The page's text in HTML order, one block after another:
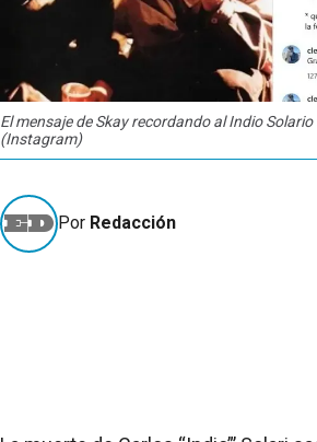
El mensaje de Skay recordando al Indio
(Instagram)
Por Redacción